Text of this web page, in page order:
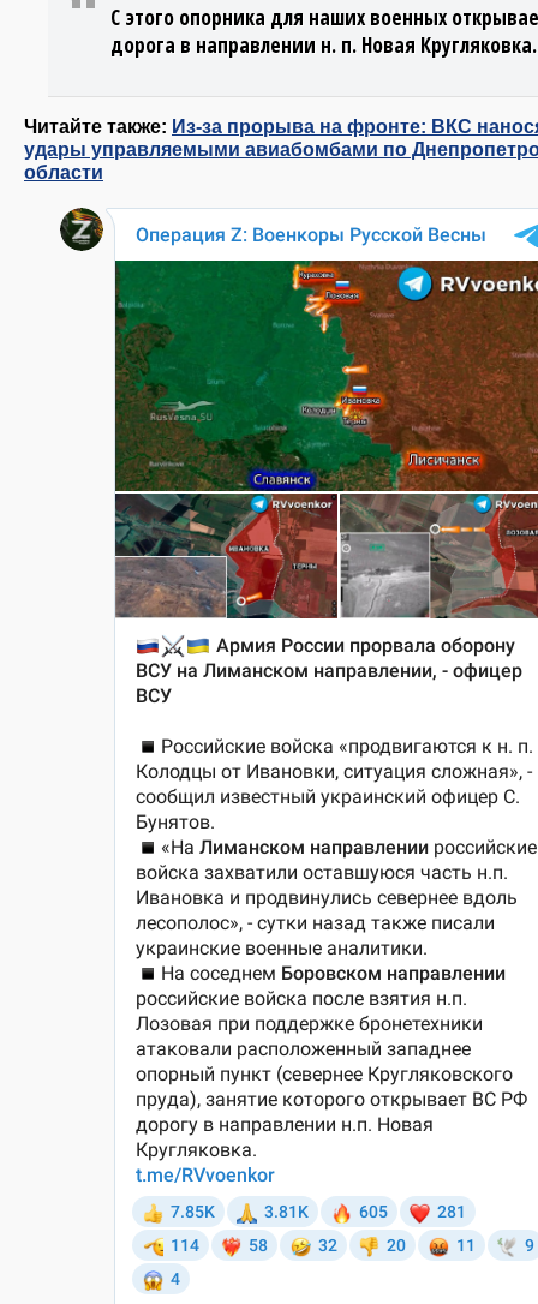
С этого опорника для наших военных
дорога в направлении н. п. Новая Кругляковка.
Читайте также: Из-за прорыва на фронте: ВКС
удары управляемыми авиабомбами по
области